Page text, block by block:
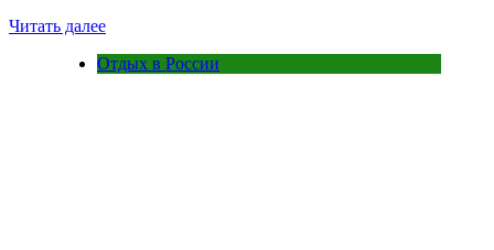
Читать далее
Отдых в России